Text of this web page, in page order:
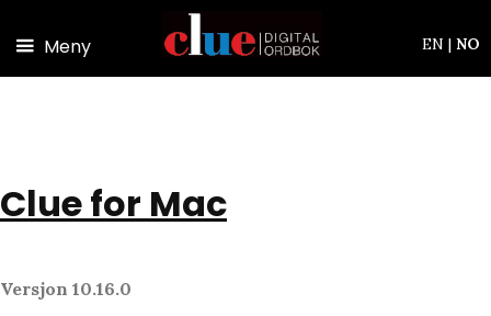
Meny EN | NO
Clue for Mac
Versjon 10.16.0